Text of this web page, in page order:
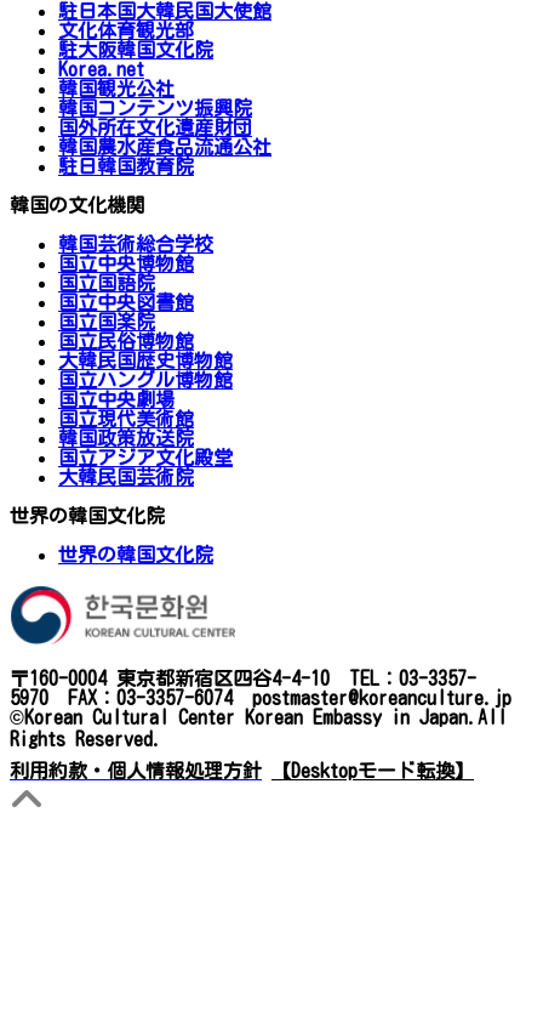
駐日本国大韓民国大使館
文化体育観光部
駐大阪韓国文化院
Korea.net
韓国観光公社
韓国コンテンツ振興院
国外所在文化遺産財団
韓国農水産食品流通公社
駐日韓国教育院
韓国の文化機関
韓国芸術総合学校
国立中央博物館
国立国語院
国立中央図書館
国立国楽院
国立民俗博物館
大韓民国歴史博物館
国立ハングル博物館
国立中央劇場
国立現代美術館
韓国政策放送院
国立アジア文化殿堂
大韓民国芸術院
世界の韓国文化院
世界の韓国文化院
〒160-0004 東京都新宿区四谷4-4-10 TEL：03-3357-
5970 FAX：03-3357-6074 postmaster@koreanculture.jp
©Korean Cultural Center Korean Embassy in Japan.All
Rights Reserved.
利用約款・個人情報処理方針
【Desktopモード転換】